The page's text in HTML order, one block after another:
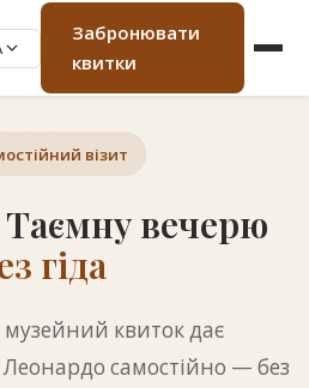
Забронювати
квитки
візит
вечерю
гіда
квиток дає
самостійно — без